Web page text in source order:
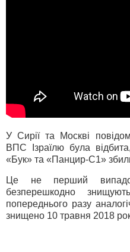
У Сирії та Москві
ВПС Ізраїлю була
«Бук» та «Панцир-С1» збили
Це не перший
безперешкодно
попереднього разу
знищено 10 травня 2018